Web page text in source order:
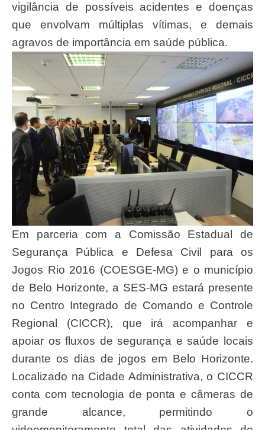
vigilância de possíveis acidentes e doenças
que envolvam múltiplas vítimas, e demais
agravos de importância em saúde pública.
Em parceria com a Comissão Estadual de
Segurança Pública e Defesa Civil para os
Jogos Rio 2016 (COESGE-MG) e o município
de Belo Horizonte, a SES-MG estará presente
no Centro Integrado de Comando e Controle
Regional (CICCR), que irá acompanhar e
apoiar os fluxos de segurança e saúde locais
durante os dias de jogos em Belo Horizonte.
Localizado na Cidade Administrativa, o CICCR
conta com tecnologia de ponta e câmeras de
grande alcance, permitindo o